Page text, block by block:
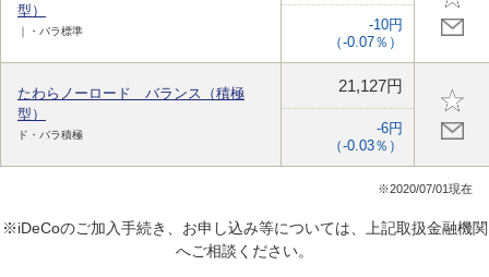
型）
｜・バラ標準
-10円
（-0.07％）
たわらノーロード バランス（積極
型）
ド・バラ積極
21,127円
-6円
（-0.03％）
※2020/07/01現在
※iDeCoのご加入手続き、お申し込み等については、上記取扱金融機関
へご相談ください。